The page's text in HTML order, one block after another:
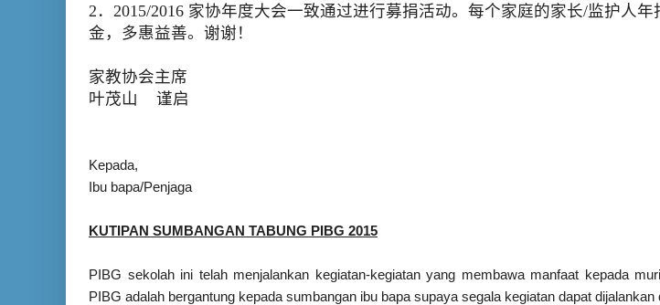
2 ． 2015/2016 家协年度大会一致通过进行募捐活动。 每个家庭的家长/监护人年
金 ，多惠益善。 谢谢 ！
家教协会主席
叶茂山
谨启
Kepada,
Ibu bapa/Penjaga
KUTIPAN SUMBANGAN TABUNG PIBG 2015
PIBG sekolah ini telah menjalankan kegiatan-kegiatan yang membawa manfaat kepada
PIBG adalah bergantung kepada sumbangan ibu bapa supaya segala kegiatan dapat dijalankan